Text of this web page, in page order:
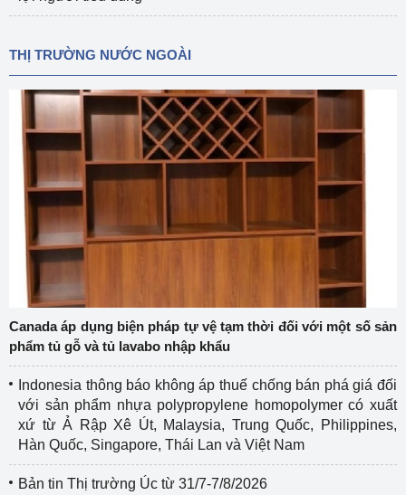
THỊ TRƯỜNG NƯỚC NGOÀI
Canada áp dụng biện pháp tự vệ tạm thời đối với một số sản
phẩm tủ gỗ và tủ lavabo nhập khẩu
Indonesia thông báo không áp thuế chống bán phá giá đối
với sản phẩm nhựa polypropylene homopolymer có xuất
xứ từ Ả Rập Xê Út, Malaysia, Trung Quốc, Philippines,
Hàn Quốc, Singapore, Thái Lan và Việt Nam
Bản tin Thị trường Úc từ 31/7-7/8/2026